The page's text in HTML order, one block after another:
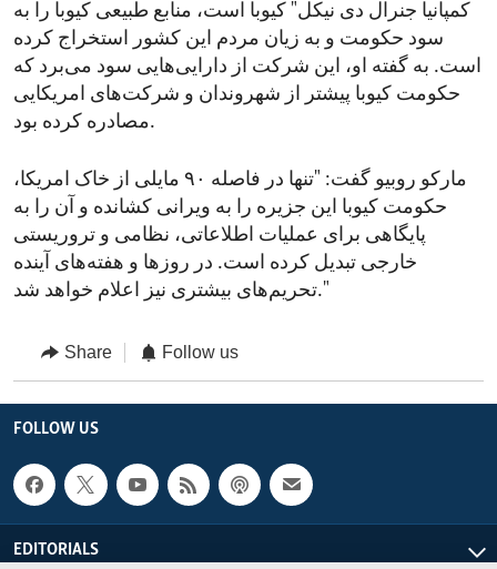
کمپانیا جنرال دی نیکل" کیوبا است، منابع طبیعی کیوبا را به
سود حکومت و به زیان مردم این کشور استخراج کرده
است. به گفته او، این شرکت از دارایی‌هایی سود می‌برد که
حکومت کیوبا پیشتر از شهروندان و شرکت‌های امریکایی
مصادره کرده بود.
مارکو روبیو گفت: "تنها در فاصله ۹۰ مایلی از خاک امریکا،
حکومت کیوبا این جزیره را به ویرانی کشانده و آن را به
پایگاهی برای عملیات اطلاعاتی، نظامی و تروریستی
خارجی تبدیل کرده است. در روزها و هفته‌های آینده
تحریم‌های بیشتری نیز اعلام خواهد شد."
Share Follow us
FOLLOW US
EDITORIALS